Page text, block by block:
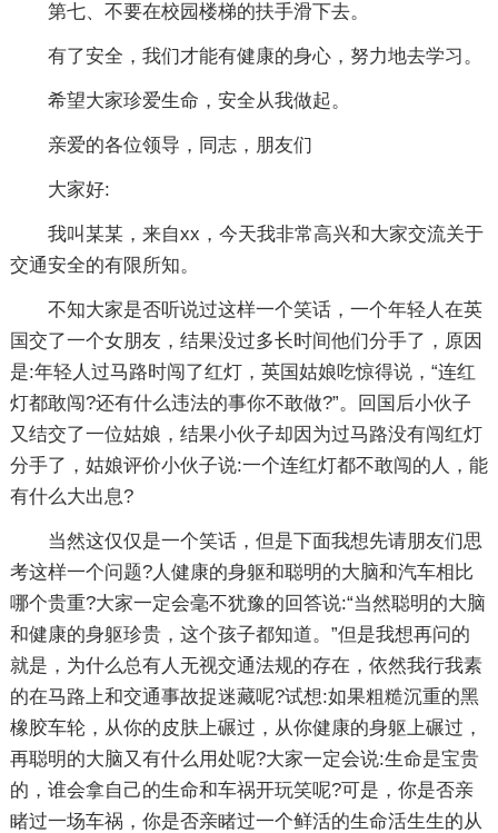
第七、不要在校园楼梯的扶手滑下去。
有了安全，我们才能有健康的身心，努力地去学习。
希望大家珍爱生命，安全从我做起。
亲爱的各位领导，同志，朋友们
大家好:
我叫某某，来自xx，今天我非常高兴和大家交流关于
交通安全的有限所知。
不知大家是否听说过这样一个笑话，一个年轻人在英
国交了一个女朋友，结果没过多长时间他们分手了，原因
是:年轻人过马路时闯了红灯，英国姑娘吃惊得说，“连红
灯都敢闯?还有什么违法的事你不敢做?”。回国后小伙子
又结交了一位姑娘，结果小伙子却因为过马路没有闯红灯
分手了，姑娘评价小伙子说:一个连红灯都不敢闯的人，能
有什么大出息?
当然这仅仅是一个笑话，但是下面我想先请朋友们思
考这样一个问题?人健康的身躯和聪明的大脑和汽车相比
哪个贵重?大家一定会毫不犹豫的回答说:“当然聪明的大脑
和健康的身躯珍贵，这个孩子都知道。”但是我想再问的
就是，为什么总有人无视交通法规的存在，依然我行我素
的在马路上和交通事故捉迷藏呢?试想:如果粗糙沉重的黑
橡胶车轮，从你的皮肤上碾过，从你健康的身躯上碾过，
再聪明的大脑又有什么用处呢?大家一定会说:生命是宝贵
的，谁会拿自己的生命和车祸开玩笑呢?可是，你是否亲
睹过一场车祸，你是否亲睹过一个鲜活的生命活生生的从